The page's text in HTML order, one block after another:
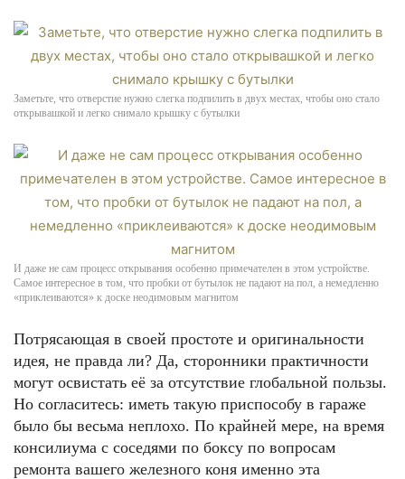
Заметьте, что отверстие нужно слегка подпилить в двух местах, чтобы оно стало
открывашкой и легко снимало крышку с бутылки
И даже не сам процесс открывания особенно примечателен в этом устройстве.
Самое интересное в том, что пробки от бутылок не падают на пол, а немедленно
«приклеиваются» к доске неодимовым магнитом
Потрясающая в своей простоте и оригинальности
идея, не правда ли? Да, сторонники практичности
могут освистать её за отсутствие глобальной пользы.
Но согласитесь: иметь такую приспособу в гараже
было бы весьма неплохо. По крайней мере, на время
консилиума с соседями по боксу по вопросам
ремонта вашего железного коня именно эта